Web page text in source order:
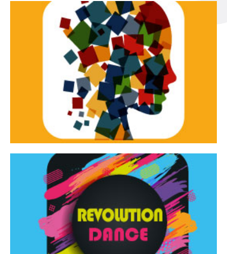
Tracce dinamiche
Tracce Dinamiche è una rassegna di teatro
d’innovazione e sperimentale.
Continua
Revolution Dance
Rassegna di danza contemporanea – I Edizione